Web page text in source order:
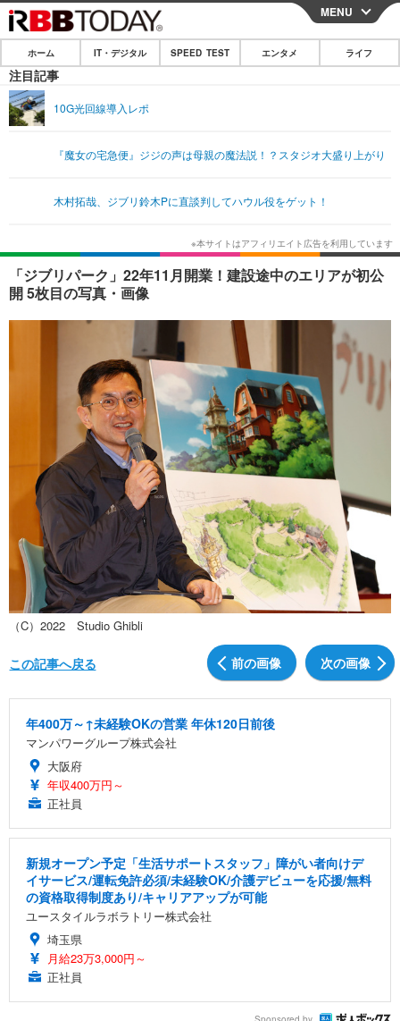
CLOSE
ホーム
IT・デジタル
ショッピング その他
エンタメTOP 映画・ドラマ
韓国・芸能
音楽 スポーツ
ショッピング
ライフTOP グルメ
ペット ショッピング
その他
リリース一覧
プッシュ通知の停止方法
MENU
ホーム IT・デジタル SPEED TEST エンタメ ライフ
注目記事
10G光回線導入レポ
『魔女の宅急便』ジジの声は母親の魔法説！？スタジオ大盛り上がり
木村拓哉、ジブリ鈴木Pに直談判してハウル役をゲット！
「ジブリパーク」22年11月開業！建設途中のエリアが初公
開 5枚目の写真・画像
（C）2022 Studio Ghibli
前の画像 次の画像
この記事へ戻る
年400万～↑未経験OKの営業 年休120日前後
マンパワーグループ株式会社
大阪府
年収400万円～
正社員
新規オープン予定「生活サポートスタッフ」障がい者向けデ
イサービス/運転免許必須/未経験OK/介護デビューを応援/無料
の資格取得制度あり/キャリアアップが可能
ユースタイルラボラトリー株式会社
埼玉県
月給23万3,000円～
正社員